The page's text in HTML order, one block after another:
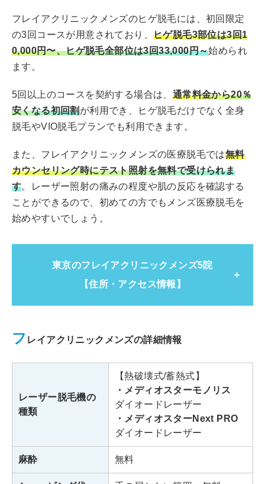
アーバンビルミサワ4階
アクセス
小田急小田原線「町田駅」西口よ
り徒歩2分
診療時間
土日祝：11:00～20:00
フレイアクリニックメンズのヒゲ脱毛には、初回限定
の3回コースが用意されており、 ヒゲ脱毛3部位は3回1
0,000円〜、ヒゲ脱毛全部位は3回33,000円～始められ
ます。
5回以上のコースを契約する場合は、 通常料金から20％
安くなる初回割が利用でき、ヒゲ脱毛だけでなく全身
脱毛やVIO脱毛プランでも利用できます。
また、フレイアクリニックメンズの医療脱毛では無料
カウンセリング時にテスト照射を無料で受けられま
す。レーザー照射の痛みの程度や肌の反応を確認する
ことができるので、初めての方でもメンズ医療脱毛を
始めやすいでしょう。
東京のフレイアクリニックメンズ5院
【住所・アクセス情報】
フレイアクリニックメンズ新宿院
東京都新宿区新宿3丁目26-6
新宿F・Fビル6F
アクセス
JR各線「新宿駅」東口・中央東
口より徒歩1分
診療時間
月～金：12:00～21:00
土日祝：11:00～20:00
フ レイアクリニックメンズの詳細情報
レーザー脱毛機の
種類
【熱破壊式/蓄熱式】
・メディオスターモノリス
ダイオードレーザー
・メディオスターNext PRO
ダイオードレーザー
麻酔 無料